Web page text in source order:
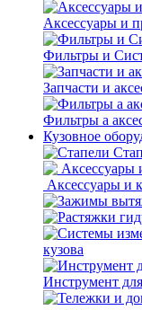
Аксессуары и
Фильтры и
Запчасти и
Фильтры а
Кузовное
Аксессуары и
кузова
Инструмент